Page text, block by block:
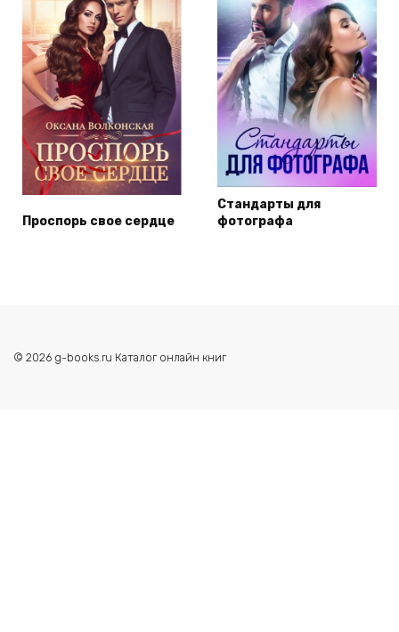
Проспорь свое сердце
Стандарты для
фотографа
© 2026 g-books.ru Каталог онлайн книг